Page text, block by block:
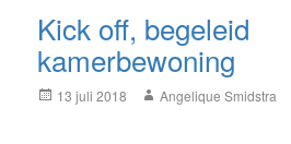
Kick off, begeleid
kamerbewoning
Posted
13 juli 2018 Author
Angelique Smidstra